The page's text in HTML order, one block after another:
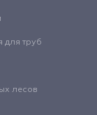
для труб
лесов